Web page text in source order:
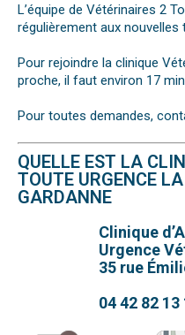
L’équipe de Vétérinaires 2
régulièrement aux nouvelles
Pour rejoindre la clinique
proche, il faut environ 17 min
Pour toutes demandes,
QUELLE EST LA
TOUTE URGENCE
GARDANNE
Clinique
Urgence
35 rue
04 42 82 13